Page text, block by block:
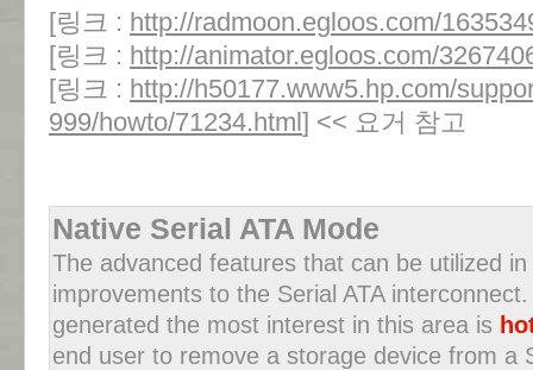
[링크 : http://radmoon.egloos.com/
[링크 : http://animator.egloos.com/
[링크 : http://h50177.www5.hp.com/
999/howto/71234.html] << 요거 참고
Native Serial ATA Mode
The advanced features that can be utilized
improvements to the Serial ATA
generated the most interest in this area is
end user to remove a storage device from a